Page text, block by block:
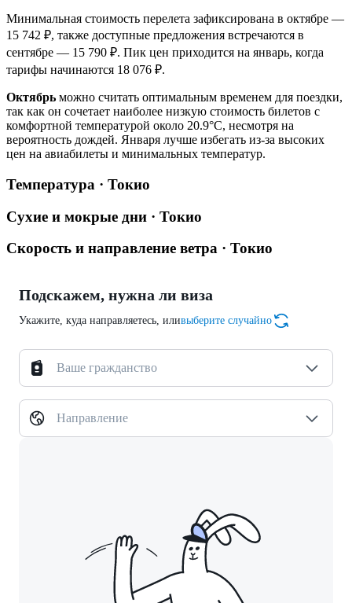
Минимальная стоимость перелета зафиксирована в октябре —
15 742 ₽, также доступные предложения встречаются в
сентябре — 15 790 ₽. Пик цен приходится на январь, когда
тарифы начинаются 18 076 ₽.
Октябрь можно считать оптимальным временем для поездки,
так как он сочетает наиболее низкую стоимость билетов с
комфортной температурой около 20.9°C, несмотря на
вероятность дождей. Января лучше избегать из-за высоких
цен на авиабилеты и минимальных температур.
Температура · Токио
Сухие и мокрые дни · Токио
Скорость и направление ветра · Токио
Подскажем, нужна ли виза
Укажите, куда направляетесь, иливыберите случайно
Ваше гражданство
Направление